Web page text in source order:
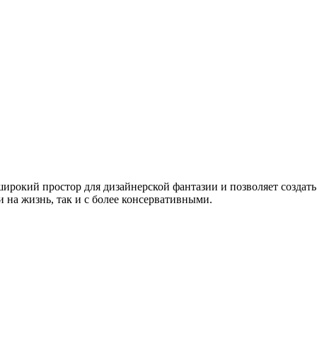
простор для дизайнерской фантазии и позволяет
на жизнь, так и с более консервативными.